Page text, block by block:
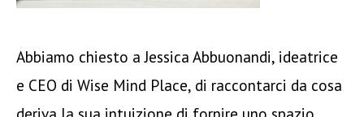
Abbiamo chiesto a Jessica Abbuonandi, ideatrice
e CEO di Wise Mind Place, di raccontarci da cosa